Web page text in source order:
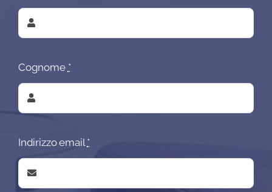
Cognome *
Indirizzo email*